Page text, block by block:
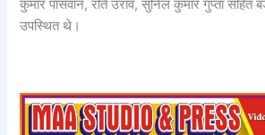
कुमार पासवान, रति उरांव, सुनिल कुमार गुप्ता सहित
उपस्थित थे।